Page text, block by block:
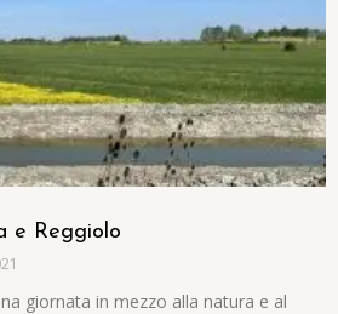
e Reggiolo
giornata in mezzo alla natura e al